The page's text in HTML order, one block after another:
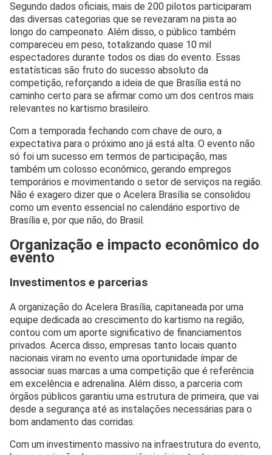
Segundo dados oficiais, mais de 200 pilotos participaram
das diversas categorias que se revezaram na pista ao
longo do campeonato. Além disso, o público também
compareceu em peso, totalizando quase 10 mil
espectadores durante todos os dias do evento. Essas
estatísticas são fruto do sucesso absoluto da
competição, reforçando a ideia de que Brasília está no
caminho certo para se afirmar como um dos centros mais
relevantes no kartismo brasileiro.
Com a temporada fechando com chave de ouro, a
expectativa para o próximo ano já está alta. O evento não
só foi um sucesso em termos de participação, mas
também um colosso econômico, gerando empregos
temporários e movimentando o setor de serviços na região.
Não é exagero dizer que o Acelera Brasília se consolidou
como um evento essencial no calendário esportivo de
Brasília e, por que não, do Brasil.
Organização e impacto econômico do
evento
Investimentos e parcerias
A organização do Acelera Brasília, capitaneada por uma
equipe dedicada ao crescimento do kartismo na região,
contou com um aporte significativo de financiamentos
privados. Acerca disso, empresas tanto locais quanto
nacionais viram no evento uma oportunidade ímpar de
associar suas marcas a uma competição que é referência
em excelência e adrenalina. Além disso, a parceria com
órgãos públicos garantiu uma estrutura de primeira, que vai
desde a segurança até as instalações necessárias para o
bom andamento das corridas.
Com um investimento massivo na infraestrutura do evento,